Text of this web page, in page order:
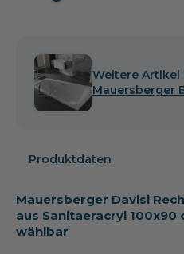
Weitere Artikel
Mauersberger
Produktdaten
Mauersberger Davisi
aus Sanitaeracryl
wählbar